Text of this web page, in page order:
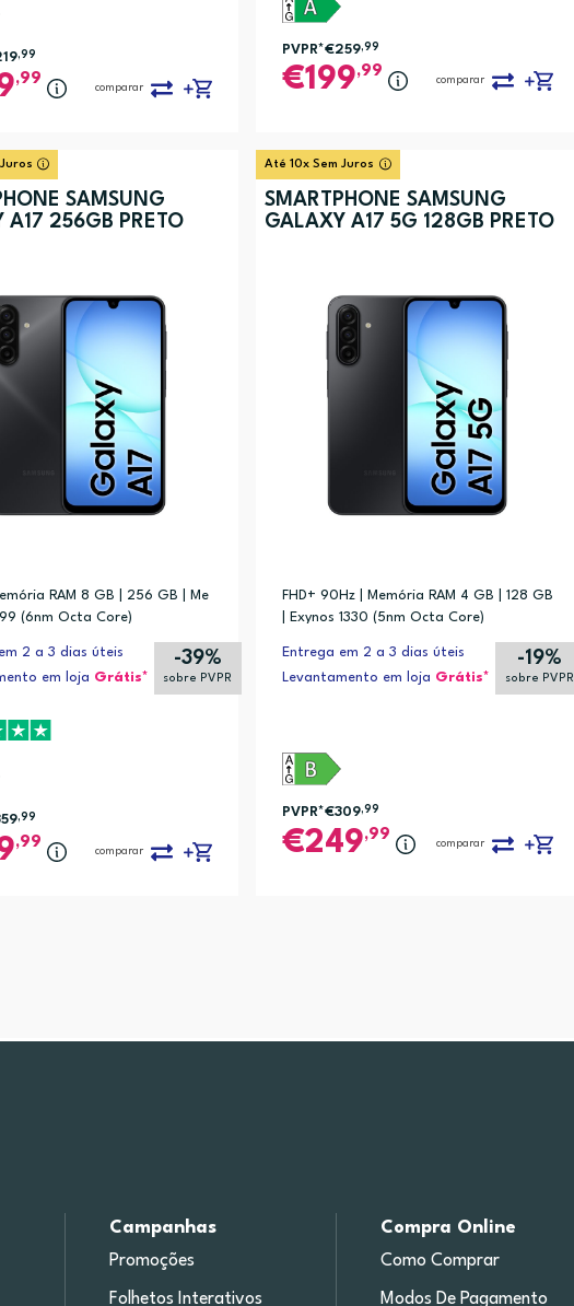
,99
,99
comparar
PVPR*€259,99
199,99
comparar
SAMSUNG
A17 256GB PRETO
RAM 8 GB | 256 GB | Me
(6nm Octa Core)
2 a 3 dias úteis
em loja Grátis*
-39%
sobre PVPR
,99
,99
comparar
Até 10x Sem Juros
SMARTPHONE SAMSUNG
GALAXY A17 5G 128GB PRETO
FHD+ 90Hz | Memória RAM 4 GB | 128 GB
| Exynos 1330 (5nm Octa Core)
Entrega em 2 a 3 dias úteis
Levantamento em loja Grátis*
-19%
sobre PVPR
PVPR*€309,99
249,99
comparar
Campanhas
Promoções
Folhetos Interativos
Compra Online
Como Comprar
Modos De Pagamento